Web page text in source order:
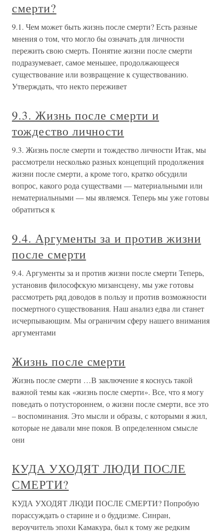
смерти?
9.1. Чем может быть жизнь после смерти? Есть разные
мнения о том, что могло бы означать для личности
пережить свою смерть. Понятие жизни после смерти
подразумевает, самое меньшее, продолжающееся
существование или возвращение к существованию.
Утверждать, что некто переживет
9.3. Жизнь после смерти и
тождество личности
9.3. Жизнь после смерти и тождество личности Итак, мы
рассмотрели несколько разных концепций продолжения
жизни после смерти, а кроме того, кратко обсудили
вопрос, какого рода существами — материальными или
нематериальными — мы являемся. Теперь мы уже готовы
обратиться к
9.4. Аргументы за и против жизни
после смерти
9.4. Аргументы за и против жизни после смерти Теперь,
установив философскую мизансцену, мы уже готовы
рассмотреть ряд доводов в пользу и против возможности
посмертного существования. Наш анализ едва ли станет
исчерпывающим. Мы ограничим сферу нашего внимания
аргументами
Жизнь после смерти
Жизнь после смерти …В заключение я коснусь такой
важной темы как «жизнь после смерти». Все, что я могу
поведать о потустороннем, о жизни после смерти, все это
– воспоминания. Это мысли и образы, с которыми я жил,
которые не давали мне покоя. В определенном смысле
они
КУДА УХОДЯТ ЛЮДИ ПОСЛЕ
СМЕРТИ?
КУДА УХОДЯТ ЛЮДИ ПОСЛЕ СМЕРТИ? Попробую
порассуждать о старине и о буддизме. Синран,
вероучитель эпохи Камакура, был к тому же редким